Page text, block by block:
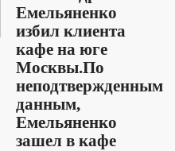
Емельяненко
избил клиента
кафе на юге
Москвы.По
неподтвержденным
данным,
Емельяненко
зашел в кафе